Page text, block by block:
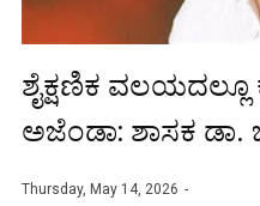
ಶೈಕ್ಷಣಿಕ
ಅಜೆಂಡಾ: ಶಾಸಕ ಡಾ.
Thursday, May 14, 2026